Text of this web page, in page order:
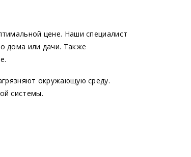
цене. Наши специалист
дома или дачи. Также
окружающую среду.
системы.